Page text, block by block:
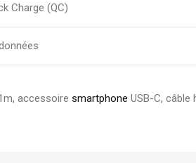
Charge (QC)
accessoire smartphone USB-C, câble